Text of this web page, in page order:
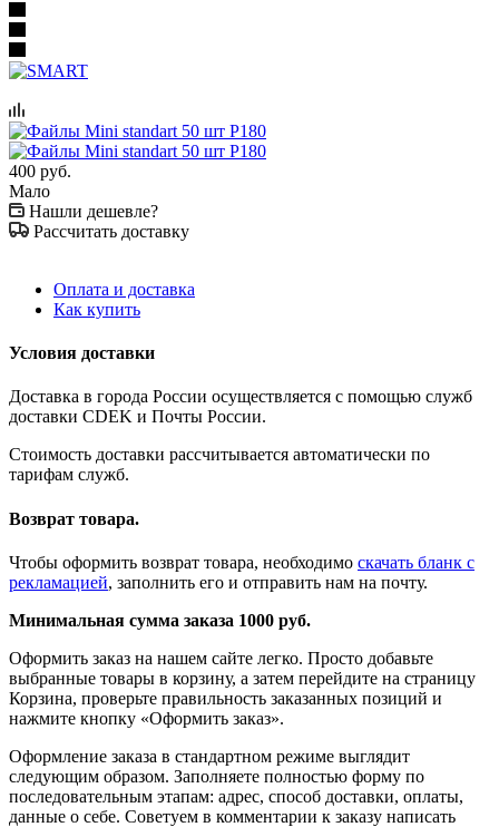
400 руб.
Мало
Нашли дешевле?
Рассчитать доставку
Оплата и доставка
Как купить
Условия доставки
Доставка в города России осуществляется с помощью служб
доставки CDEK и Почты России.
Стоимость доставки рассчитывается автоматически по
тарифам служб.
Возврат товара.
Чтобы оформить возврат товара, необходимо скачать бланк с
рекламацией, заполнить его и отправить нам на почту.
Минимальная сумма заказа 1000 руб.
Оформить заказ на нашем сайте легко. Просто добавьте
выбранные товары в корзину, а затем перейдите на страницу
Корзина, проверьте правильность заказанных позиций и
нажмите кнопку «Оформить заказ».
Оформление заказа в стандартном режиме выглядит
следующим образом. Заполняете полностью форму по
последовательным этапам: адрес, способ доставки, оплаты,
данные о себе. Советуем в комментарии к заказу написать